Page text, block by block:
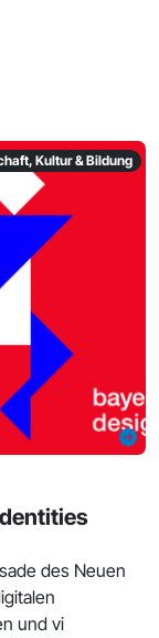
Kultur & Bildung
des Neuen
und vi